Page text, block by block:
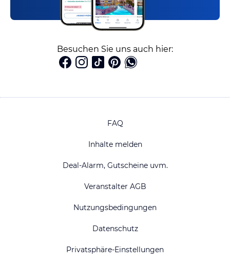
Besuchen Sie uns auch hier:
FAQ
Inhalte melden
Deal-Alarm, Gutscheine uvm.
Veranstalter AGB
Nutzungsbedingungen
Datenschutz
Privatsphäre-Einstellungen